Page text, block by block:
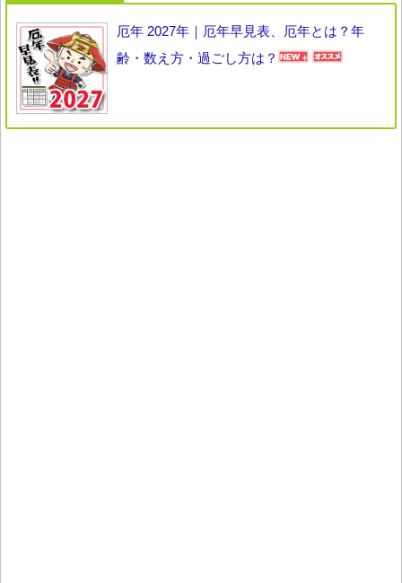
厄年 2027年｜厄年早見表、厄年とは？年
齢・数え方・過ごし方は？